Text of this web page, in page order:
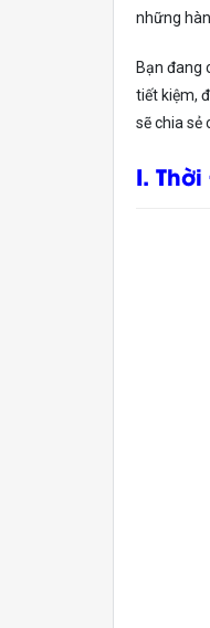
những
Bạn đang
tiết kiệm,
sẽ chia sẻ
I.